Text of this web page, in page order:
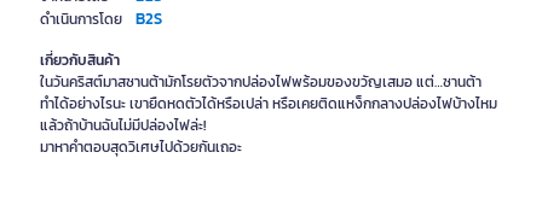
ดำเนินการโดย B2S
เกี่ยวกับสินค้า
ในวันคริสต์มาสซานต้ามักโรยตัวจากปล่องไฟพร้อมของขวัญเสมอ แต่…ซานต้า
ทำได้อย่างไรนะ เขายืดหดตัวได้หรือเปล่า หรือเคยติดแหง็กกลางปล่องไฟบ้างไหม
แล้วถ้าบ้านฉันไม่มีปล่องไฟล่ะ!